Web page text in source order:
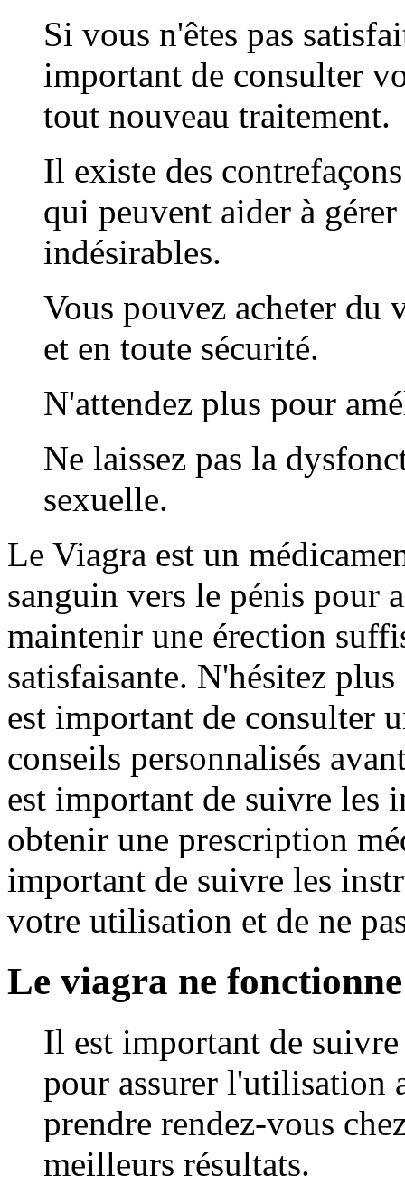
Si vous n'êtes pas
important de consulter
tout nouveau traitement.
Il existe des
qui peuvent aider à
indésirables.
Vous pouvez acheter du
et en toute sécurité.
N'attendez plus pour
Ne laissez pas la
sexuelle.
Le Viagra est un
sanguin vers le pénis pour
maintenir une érection
satisfaisante. N'hésitez
est important de consulter
conseils personnalisés
est important de suivre les
obtenir une prescription
important de suivre les
votre utilisation et de ne
Le viagra ne
Il est important de
pour assurer l'utilisation
prendre rendez-vous
meilleurs résultats.